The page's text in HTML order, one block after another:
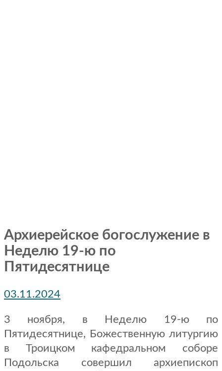
Архиерейское богослужение в
Неделю 19-ю по
Пятидесятнице
03.11.2024
3 ноября, в Неделю 19-ю по
Пятидесятнице, Божественную литургию
в Троицком кафедральном соборе
Подольска совершил архиепископ